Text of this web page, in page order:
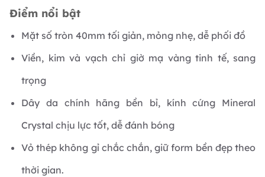
Điểm nổi bật
Mặt số tròn 40mm tối giản, mỏng nhẹ, dễ phối đồ
Viền, kim và vạch chỉ giờ mạ vàng tinh tế, sang
trọng
Dây da chính hãng bền bỉ, kính cứng Mineral
Crystal chịu lực tốt, dễ đánh bóng
Vỏ thép không gỉ chắc chắn, giữ form bền đẹp theo
thời gian.